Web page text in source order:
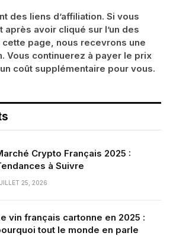
des liens d’affiliation. Si vous
après avoir cliqué sur l’un des
page, nous recevrons une
Vous continuerez à payer le prix
coût supplémentaire pour vous.
Crypto Français 2025 :
à Suivre
25, 2026
vin français cartonne en 2025 :
tout le monde en parle